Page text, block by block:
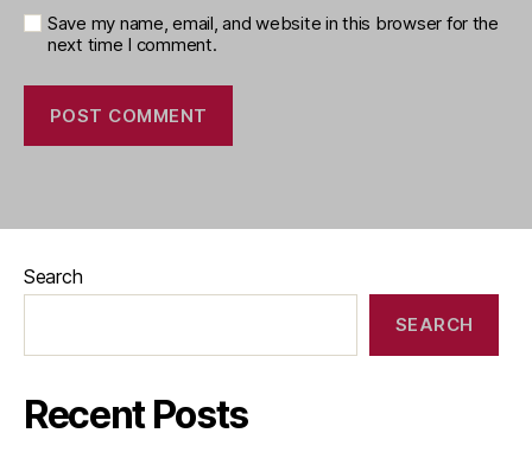
Save my name, email, and website in this browser for the
next time I comment.
Search
SEARCH
Recent Posts